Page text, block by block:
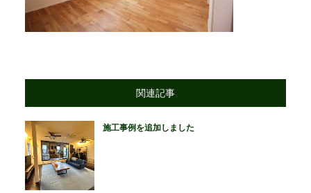
関連記事
施工事例を追加しました